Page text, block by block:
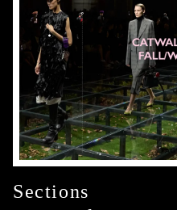
Sections